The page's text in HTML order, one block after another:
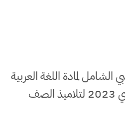
الشامل لمادة اللغة العربية
تمهيداً للامتحان الوزاري 2023 لتلاميذ الصف